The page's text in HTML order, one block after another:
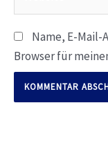
Name, E-Mail-
Browser für